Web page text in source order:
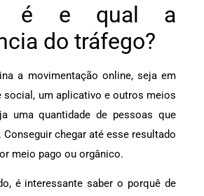
é e qual a
do tráfego?
a movimentação online, seja em
social, um aplicativo e outros meios
uma quantidade de pessoas que
chegar até esse resultado
meio pago ou orgânico.
é interessante saber o porquê de